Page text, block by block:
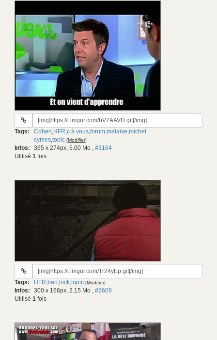
URL
gif:
Tags: Cohen,HFR,c à vous,forum,malaise,michel
cymes,topic [Modifier]
Infos: 365 x 274px, 5.00 Mo , #3164
Utilisé 1 fois
URL
gif:
Tags: HFR,ban, lock,topic [Modifier]
Infos: 300 x 166px, 2.15 Mo , #2609
Utilisé 1 fois